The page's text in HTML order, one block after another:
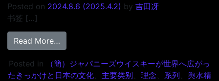
Posted on 2024.8.6 (2025.4.2) by 吉田冴
书签 […]
Read More…
Posted in
（簡）ジャパニーズウイスキーが世界へ広がっ
たきっかけと日本の文化、 主要类别、 理念、 系列、 舆水精